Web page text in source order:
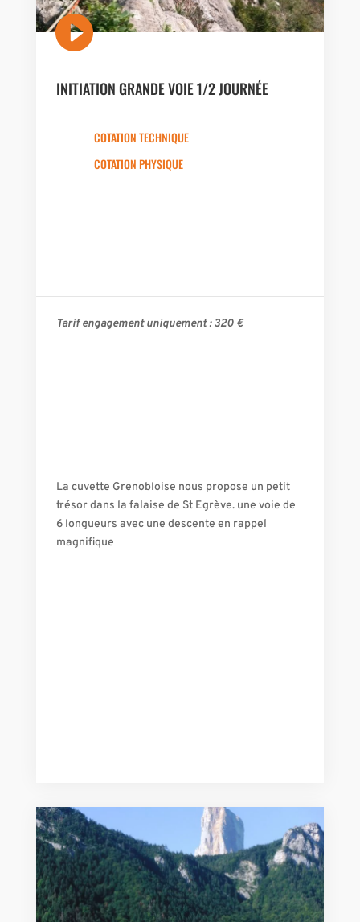

INITIATION GRANDE VOIE 1/2 JOURNÉE
COTATION TECHNIQUE
COTATION PHYSIQUE
Tarif engagement uniquement : 320€
La cuvette Grenobloise nous propose un petit
trésor dans la falaise de St Egrève. une voie de
6 longueurs avec une descente en rappel
magnifique